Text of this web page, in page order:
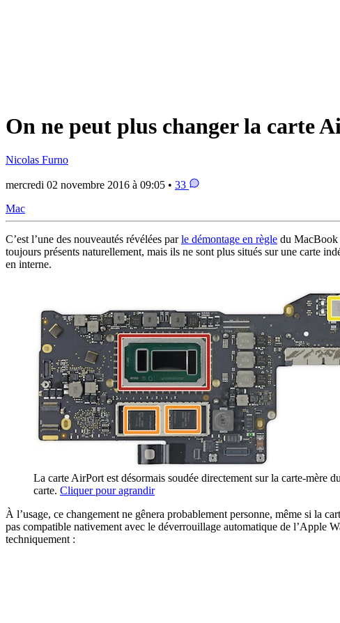
On ne peut plus changer la carte
Nicolas Furno
mercredi 02 novembre 2016 à 09:05 • 33
Mac
C’est l’une des nouveautés révélées parle démontage en règle du MacBook
toujours présents naturellement, mais ils ne sont plus situés sur une carte
en interne.
La carte AirPort est désormais soudée directement sur la carte-mère
carte. Cliquer pour agrandir
À l’usage, ce changement ne gênera probablement personne, même si la
pas compatible nativement avec le déverrouillage automatique de l’Apple
techniquement :